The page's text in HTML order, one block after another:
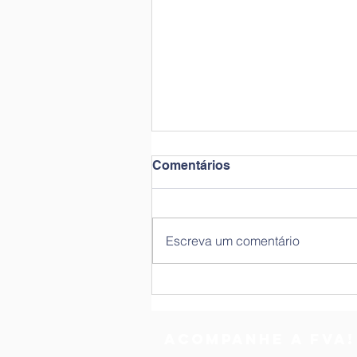
Comentários
Escreva um comentário